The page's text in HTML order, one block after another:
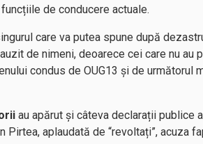
de conducere actuale.
care va putea spune după
de nimeni, deoarece cei care nu
condus de OUG13 și de
au apărut și câteva declarații publice
Pirtea, aplaudată de “revoltați”, acuza